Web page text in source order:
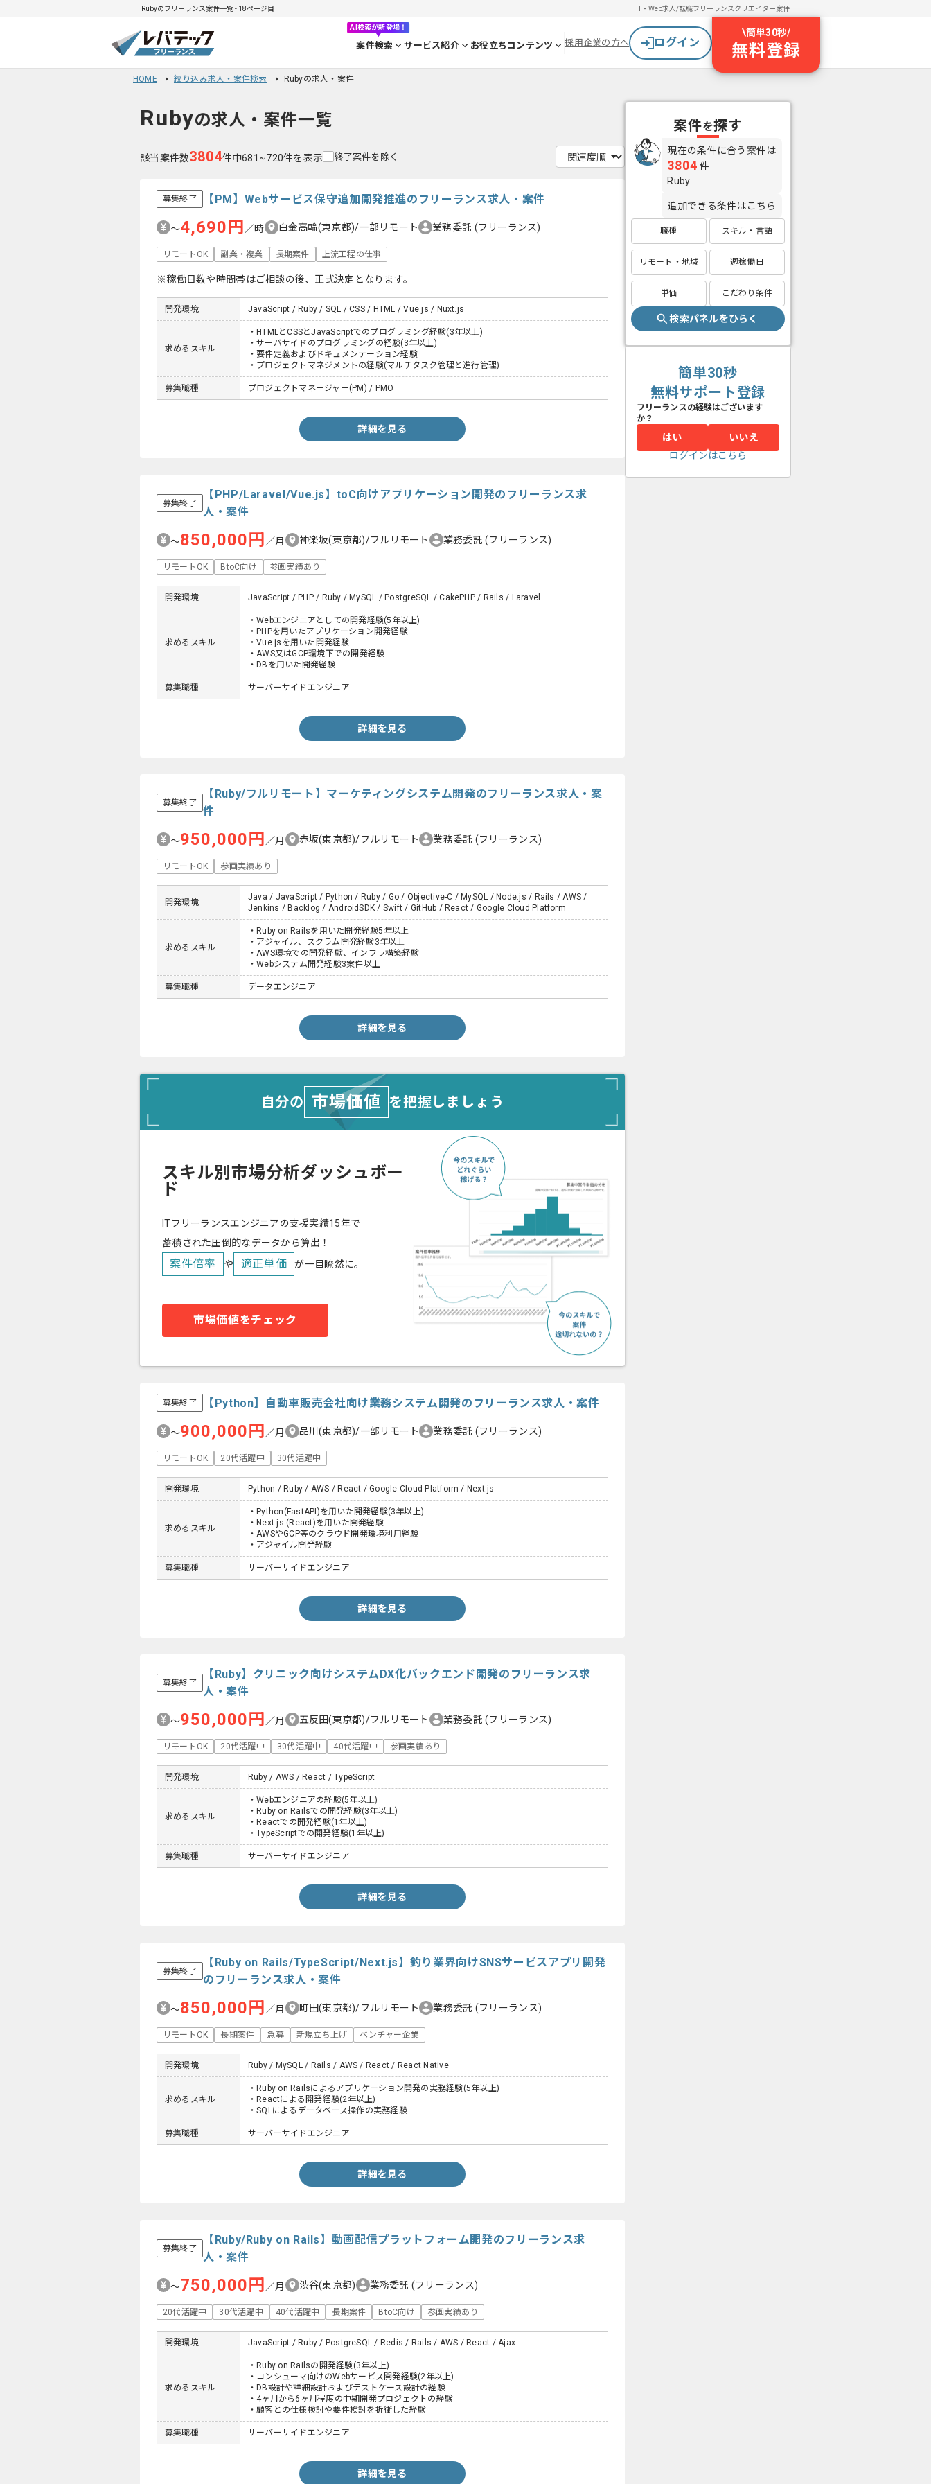
Rubyのフリーランス案件一覧 - 18ページ目 IT・Web求人/転職フリーランスクリエイター案件
AI検索が新登場！
案件検索 サービス紹介 お役立ちコンテンツ 採用企業の方へ ログイン
\簡単30秒/
無料登録
HOME 絞り込み求人・案件検索 Rubyの求人・案件
Rubyの求人・案件一覧
該当案件数3804件中681~720件を表示 終了案件を除く
募集終了 【PM】Webサービス保守追加開発推進のフリーランス求人・案件
〜4,690円／時 白金高輪(東京都)/一部リモート 業務委託 (フリーランス)
リモートOK 副業・複業 長期案件 上流工程の仕事
※稼働日数や時間帯はご相談の後、正式決定となります。
開発環境 JavaScript / Ruby / SQL / CSS / HTML / Vue.js / Nuxt.js
求めるスキル
・HTMLとCSSとJavaScriptでのプログラミング経験(3年以上)
・サーバサイドのプログラミングの経験(3年以上)
・要件定義およびドキュメンテーション経験
・プロジェクトマネジメントの経験(マルチタスク管理と進行管理)
募集職種 プロジェクトマネージャー(PM) / PMO
詳細を見る
募集終了
【PHP/Laravel/Vue.js】toC向けアプリケーション開発のフリーランス求
人・案件
〜850,000円 ／月 神楽坂(東京都)/フルリモート 業務委託(フリーランス)
リモートOK BtoC向け 参画実績あり
開発環境 JavaScript / PHP / Ruby / MySQL / PostgreSQL / CakePHP / Rails / Laravel
求めるスキル
・Webエンジニアとしての開発経験(5年以上)
・PHPを用いたアプリケーション開発経験
・Vue.jsを用いた開発経験
・AWS又はGCP環境下での開発経験
・DBを用いた開発経験
募集職種 サーバーサイドエンジニア
詳細を見る
募集終了
【Ruby/フルリモート】マーケティングシステム開発のフリーランス求人・案
件
〜950,000円 ／月 赤坂(東京都)/フルリモート 業務委託 (フリーランス)
リモートOK 参画実績あり
開発環境
Java / JavaScript / Python / Ruby / Go / Objective-C / MySQL / Node.js / Rails / AWS /
Jenkins / Backlog / AndroidSDK / Swift / GitHub / React / Google Cloud Platform
求めるスキル
・Ruby on Railsを用いた開発経験5年以上
・アジャイル、スクラム開発経験3年以上
・AWS環境での開発経験、インフラ構築経験
・Webシステム開発経験3案件以上
募集職種 データエンジニア
詳細を見る
自分の 市場価値 を把握しましょう
スキル別市場分析ダッシュボー
ド
ITフリーランスエンジニアの支援実績15年で
蓄積された圧倒的なデータから算出！
案件倍率 や 適正単価 が一目瞭然に。
市場価値をチェック
募集終了 【Python】自動車販売会社向け業務システム開発のフリーランス求人・案件
〜900,000円 ／月 品川(東京都)/一部リモート 業務委託 (フリーランス)
リモートOK 20代活躍中 30代活躍中
開発環境 Python / Ruby / AWS / React / Google Cloud Platform / Next.js
求めるスキル
・Python(FastAPI)を用いた開発経験(3年以上)
・Next.js (React)を用いた開発経験
・AWSやGCP等のクラウド開発環境利用経験
・アジャイル開発経験
募集職種 サーバーサイドエンジニア
詳細を見る
募集終了
【Ruby】クリニック向けシステムDX化バックエンド開発のフリーランス求
人・案件
〜950,000円 ／月 五反田(東京都)/フルリモート 業務委託(フリーランス)
リモートOK 20代活躍中 30代活躍中 40代活躍中 参画実績あり
開発環境 Ruby / AWS / React / TypeScript
求めるスキル
・Webエンジニアの経験(5年以上)
・Ruby on Railsでの開発経験(3年以上)
・Reactでの開発経験(1年以上)
・TypeScriptでの開発経験(1年以上)
募集職種 サーバーサイドエンジニア
詳細を見る
募集終了
【Ruby on Rails/TypeScript/Next.js】釣り業界向けSNSサービスアプリ開発
のフリーランス求人・案件
〜850,000円 ／月 町田(東京都)/フルリモート 業務委託 (フリーランス)
リモートOK 長期案件 急募 新規立ち上げ ベンチャー企業
開発環境 Ruby / MySQL / Rails / AWS / React / React Native
求めるスキル
・Ruby on Railsによるアプリケーション開発の実務経験(5年以上)
・Reactによる開発経験(2年以上)
・SQLによるデータベース操作の実務経験
募集職種 サーバーサイドエンジニア
詳細を見る
募集終了
【Ruby/Ruby on Rails】動画配信プラットフォーム開発のフリーランス求
人・案件
〜750,000円 ／月 渋谷(東京都) 業務委託 (フリーランス)
20代活躍中 30代活躍中 40代活躍中 長期案件 BtoC向け 参画実績あり
開発環境 JavaScript / Ruby / PostgreSQL / Redis / Rails / AWS / React / Ajax
求めるスキル
・Ruby on Railsの開発経験(3年以上)
・コンシューマ向けのWebサービス開発経験(2年以上)
・DB設計や詳細設計およびテストケース設計の経験
・4ヶ月から6ヶ月程度の中期開発プロジェクトの経験
・顧客との仕様検討や要件検討を折衝した経験
募集職種 サーバーサイドエンジニア
詳細を見る
案件を探す
現在の条件に合う案件は
3804 件
Ruby
追加できる条件はこちら
職種 スキル・言語
リモート・地域 週稼働日
単価 こだわり条件
検索パネルをひらく
簡単30秒
無料サポート登録
フリーランスの経験はございます
か？
はい
いいえ
ログインはこちら